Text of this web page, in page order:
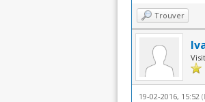
Trouver
19-02-2016, 15:52